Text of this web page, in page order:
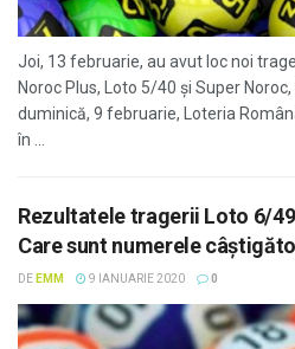
Joi, 13 februarie, au avut loc noi
Noroc Plus, Loto 5/40 și Super
duminică, 9 februarie, Loteria
în ...
Rezultatele tragerii Loto 6/
Care sunt numerele
DE EMM 9 IANUARIE 2020 0